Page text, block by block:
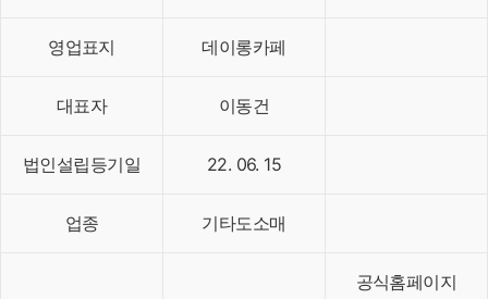
영업표지 데이롱카페
대표자 이동건
법인설립등기일 22. 06. 15
업종 기타도소매
공식홈페이지